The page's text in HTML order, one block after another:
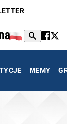
MEMY